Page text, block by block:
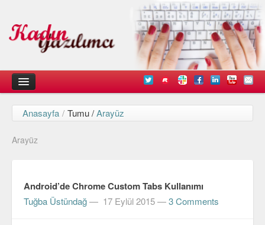
Kadın
Duyurular
Düşündüklerimiz
Anasayfa / Tumu /Arayüz
Arayüz
Android’de Chrome Custom Tabs Kullanımı
Tuğba Üstündağ— 17 Eylül 2015—3 Comments